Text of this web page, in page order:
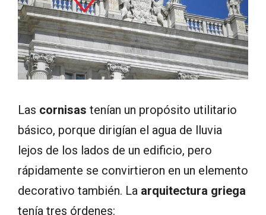
Las cornisas tenían un propósito utilitario
básico, porque dirigían el agua de lluvia
lejos de los lados de un edificio, pero
rápidamente se convirtieron en un elemento
decorativo también. La arquitectura griega
tenía tres órdenes: